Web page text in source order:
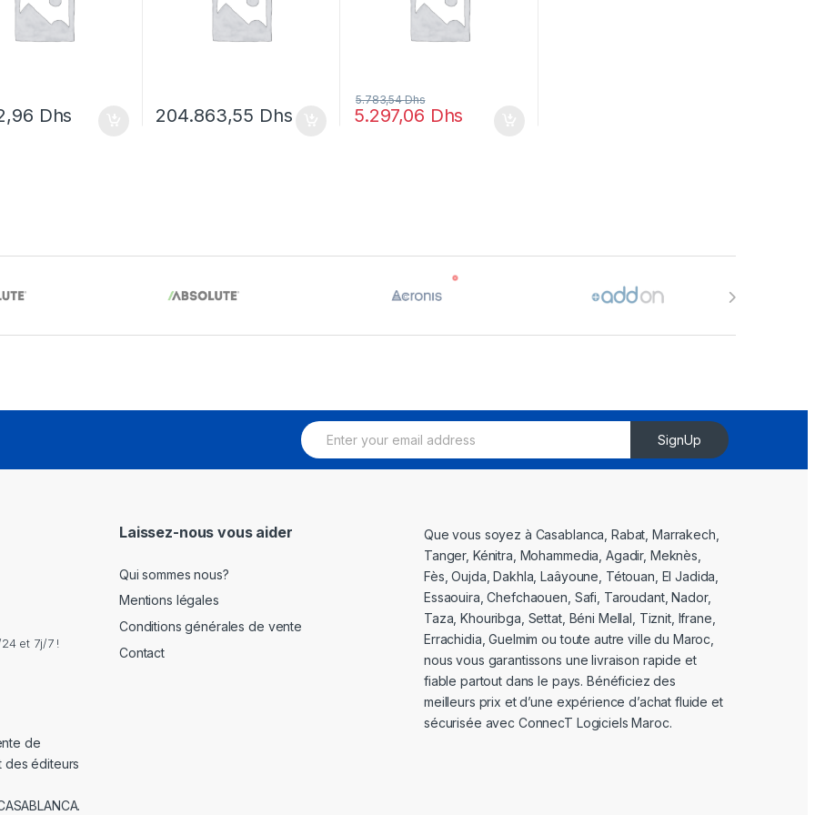
Dhs 204.863,55 Dhs 5.297,06 Dhs
5.783,54Dhs
E
m
SignUp
et 7j/7 !
de
des éditeurs
Laissez-nous vous aider
Qui sommes nous?
Mentions légales
Conditions générales de vente
Contact
Que vous soyez à Casablanca, Rabat, Marrakech,
Tanger, Kénitra, Mohammedia, Agadir, Meknès,
Fès, Oujda, Dakhla, Laâyoune, Tétouan, El Jadida,
Essaouira, Chefchaouen, Safi, Taroudant, Nador,
Taza, Khouribga, Settat, Béni Mellal, Tiznit, Ifrane,
Errachidia, Guelmim ou toute autre ville du Maroc,
nous vous garantissons une livraison rapide et
fiable partout dans le pays. Bénéficiez des
meilleurs prix et d’une expérience d’achat fluide et
sécurisée avec ConnecT Logiciels Maroc.